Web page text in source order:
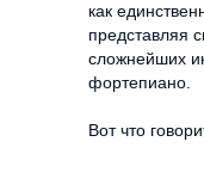
как
представляя
сложнейших
фортепиано.
Вот что